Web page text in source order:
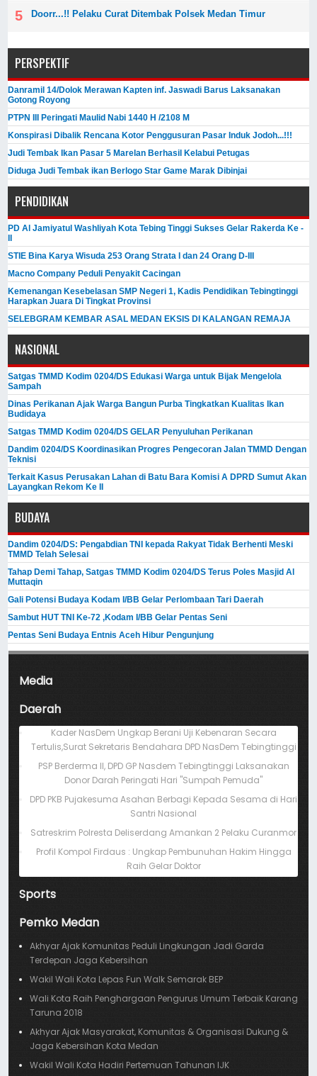
Doorr...!! Pelaku Curat Ditembak Polsek Medan Timur
PERSPEKTIF
Danramil 14/Dolok Merawan Kapten inf. Jaswadi Barus Laksanakan
Gotong Royong
PTPN III Peringati Maulid Nabi 1440 H /2108 M
Konspirasi Dibalik Rencana Kotor Penggusuran Pasar Induk Jodoh...!!!
Judi Tembak Ikan Pasar 5 Marelan Berhasil Kelabui Petugas
Diduga Judi Tembak ikan Berlogo Star Game Marak Dibinjai
PENDIDIKAN
PD Al Jamiyatul Washliyah Kota Tebing Tinggi Sukses Gelar Rakerda Ke -
II
STIE Bina Karya Wisuda 253 Orang Strata I dan 24 Orang D-III
Macno Company Peduli Penyakit Cacingan
Kemenangan Kesebelasan SMP Negeri 1, Kadis Pendidikan Tebingtinggi
Harapkan Juara Di Tingkat Provinsi
SELEBGRAM KEMBAR ASAL MEDAN EKSIS DI KALANGAN REMAJA
NASIONAL
Satgas TMMD Kodim 0204/DS Edukasi Warga untuk Bijak Mengelola
Sampah
Dinas Perikanan Ajak Warga Bangun Purba Tingkatkan Kualitas Ikan
Budidaya
Satgas TMMD Kodim 0204/DS GELAR Penyuluhan Perikanan
Dandim 0204/DS Koordinasikan Progres Pengecoran Jalan TMMD Dengan
Teknisi
Terkait Kasus Perusakan Lahan di Batu Bara Komisi A DPRD Sumut Akan
Layangkan Rekom Ke II
BUDAYA
Dandim 0204/DS: Pengabdian TNI kepada Rakyat Tidak Berhenti Meski ​
TMMD Telah Selesai
Tahap Demi Tahap, Satgas TMMD Kodim 0204/DS Terus Poles Masjid Al
Muttaqin
Gali Potensi Budaya Kodam I/BB Gelar Perlombaan Tari Daerah
Sambut HUT TNI Ke-72 ,Kodam I/BB Gelar Pentas Seni
Pentas Seni Budaya Entnis Aceh Hibur Pengunjung
Media
Daerah
Kader NasDem Ungkap Berani Uji Kebenaran Secara
Tertulis,Surat Sekretaris Bendahara DPD NasDem Tebingtinggi
PSP Berderma II, DPD GP Nasdem Tebingtinggi Laksanakan
Donor Darah Peringati Hari "Sumpah Pemuda"
DPD PKB Pujakesuma Asahan Berbagi Kepada Sesama di Hari
Santri Nasional
Satreskrim Polresta Deliserdang Amankan 2 Pelaku Curanmor
Profil Kompol Firdaus : Ungkap Pembunuhan Hakim Hingga
Raih Gelar Doktor
Sports
Pemko Medan
Akhyar Ajak Komunitas Peduli Lingkungan Jadi Garda
Terdepan Jaga Kebersihan
Wakil Wali Kota Lepas Fun Walk Semarak BEP
Wali Kota Raih Penghargaan Pengurus Umum Terbaik Karang
Taruna 2018
Akhyar Ajak Masyarakat, Komunitas & Organisasi Dukung &
Jaga Kebersihan Kota Medan
Wakil Wali Kota Hadiri Pertemuan Tahunan IJK